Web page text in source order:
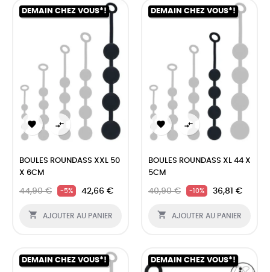
DEMAIN CHEZ VOUS*!
 
BOULES ROUNDASS XXL 50
X 6CM
44,90 € -5% 42,66 €
 AJOUTER AU PANIER
DEMAIN CHEZ VOUS*!
 
BOULES ROUNDASS XL 44 X
5CM
40,90 € -10% 36,81 €
 AJOUTER AU PANIER
DEMAIN CHEZ VOUS*! DEMAIN CHEZ VOUS*!